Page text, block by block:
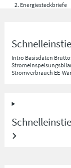
Energiesteckbriefe
Intro Basisdaten
Stromverbrauch EE-